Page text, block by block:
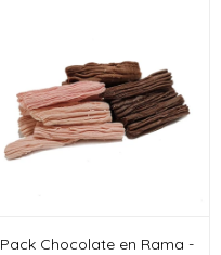
Pack Chocolate en Rama -